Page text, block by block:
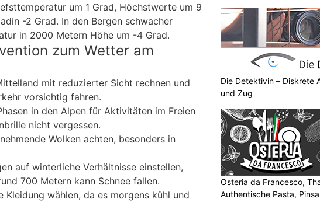
um 1 Grad, Höchstwerte um 9
-2 Grad. In den Bergen schwacher
in 2000 Metern Höhe um -4 Grad.
zum Wetter am
mit reduzierter Sicht rechnen und
vorsichtig fahren.
in den Alpen für Aktivitäten im Freien
nicht vergessen.
Wolken achten, besonders in
auf winterliche Verhältnisse einstellen,
700 Metern kann Schnee fallen.
Kleidung wählen, da es morgens kühl und
Die Detektivin – Diskrete
und Zug
Osteria da Francesco,
Authentische Pasta,